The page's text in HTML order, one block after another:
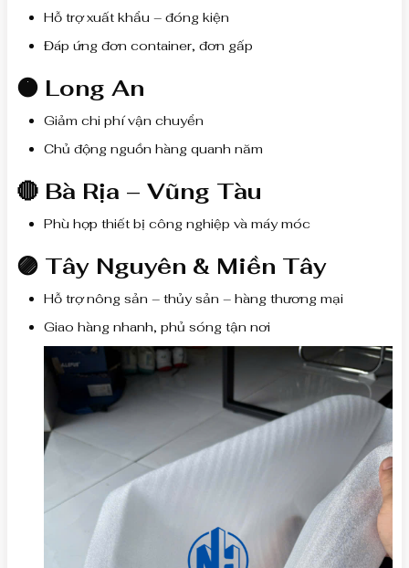
Hỗ trợ xuất khẩu – đóng kiện
Đáp ứng đơn container, đơn gấp
🟠 Long An
Giảm chi phí vận chuyển
Chủ động nguồn hàng quanh năm
🔴 Bà Rịa – Vũng Tàu
Phù hợp thiết bị công nghiệp và máy móc
🟣 Tây Nguyên & Miền Tây
Hỗ trợ nông sản – thủy sản – hàng thương mại
Giao hàng nhanh, phủ sóng tận nơi